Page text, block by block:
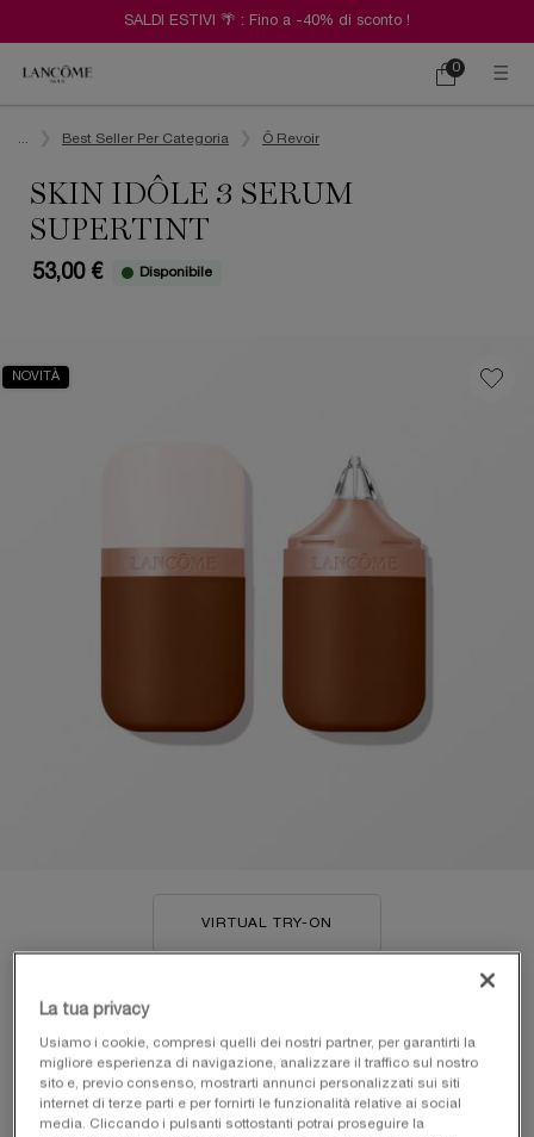
SALDI ESTIVI 🌴 : Fino a -40% di sconto !
Carrello
0
0 prodotto
Best Seller Per Categoria Ô Revoir
SKIN IDÔLE 3 SERUM
SUPERTINT
53,00 € Disponibile
NOVITÀ
VIRTUAL TRY-ON
Seleziona una/un tono per SKIN IDÔLE 3 SERUM SUPERTINT
54N
Seleziona un formato
La tua privacy
Usiamo i cookie, compresi quelli dei nostri partner, per garantirti la
migliore esperienza di navigazione, analizzare il traffico sul nostro
sito e, previo consenso, mostrarti annunci personalizzati sui siti
internet di terze parti e per fornirti le funzionalità relative ai social
media. Cliccando i pulsanti sottostanti potrai proseguire la